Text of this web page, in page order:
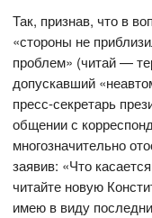
Так, признав, что в
«стороны не
проблем» (читай —
допускавший
пресс-секретарь
общении с
многозначительно
заявив: «Что
читайте новую
имею в виду